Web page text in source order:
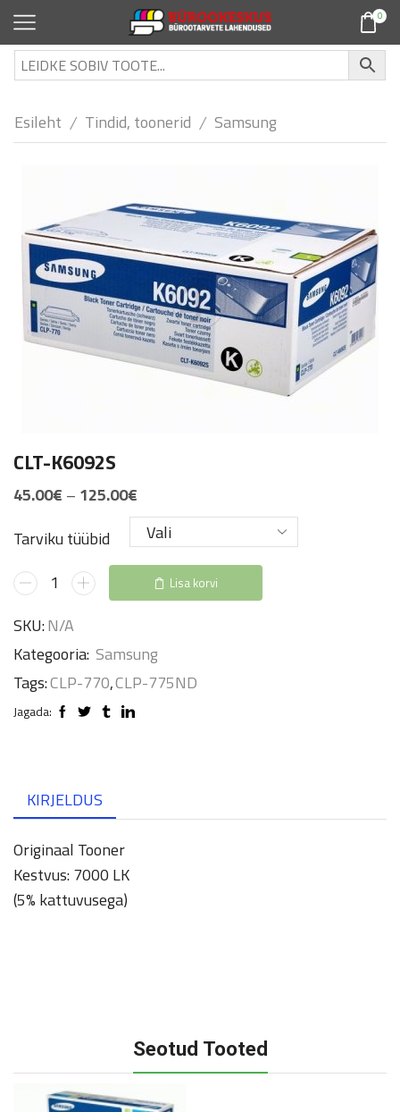
0
Esileht / Tindid, toonerid / Samsung
CLT-K6092S
45.00€ – 125.00€
range:
45.00€
through
125.00€
Tarviku tüübid
CLT-
K6092S
kogus
Lisa korvi
SKU:N/A
Kategooria: Samsung
Tags:CLP-770,CLP-775ND
Jagada:
KIRJELDUS
Originaal Tooner
Kestvus: 7000 LK
(5% kattuvusega)
Seotud Tooted